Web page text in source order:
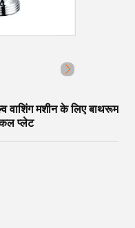
वाशिंग मशीन के लिए बाथरूम
प्लेट